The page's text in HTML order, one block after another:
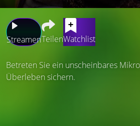
StreamenTeilenWatchlist
Betreten Sie ein unscheinbares
Überleben sichern.